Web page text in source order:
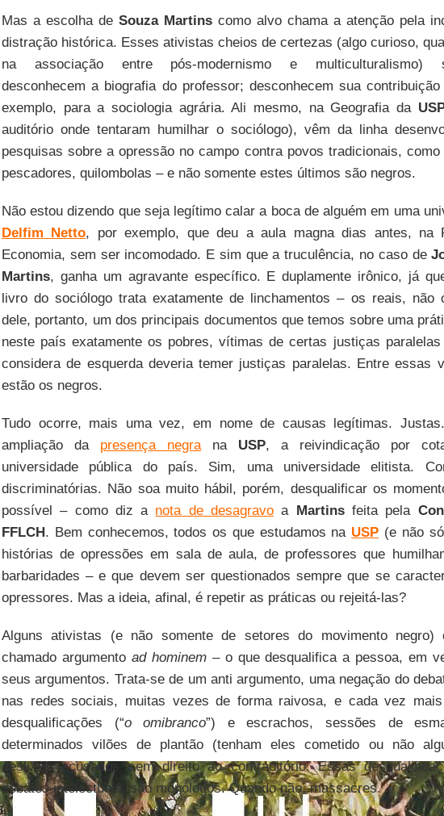
Mas a escolha de Souza Martinscomo alvo chama a atenção pela
distração histórica. Esses ativistas cheios de certezas (algo curioso,
na associação entre pós-modernismo e multiculturalismo)
desconhecem a biografia do professor; desconhecem sua
exemplo, para a sociologia agrária. Ali mesmo, na Geografia da
auditório onde tentaram humilhar o sociólogo), vêm da linha
pesquisas sobre a opressão no campo contra povos tradicionais, como
pescadores, quilombolas – e não somente estes últimos são negros.
Não estou dizendo que seja legítimo calar a boca de alguém em uma
Delfim Netto, por exemplo, que deu a aula magna dias antes, na
Economia, sem ser incomodado. E sim que a truculência, no caso de
Martins, ganha um agravante específico. E duplamente irônico, já
livro do sociólogo trata exatamente de linchamentos – os reais, não
dele, portanto, um dos principais documentos que temos sobre uma
neste país exatamente os pobres, vítimas de certas justiças
considera de esquerda deveria temer justiças paralelas. Entre essas
estão os negros.
Tudo ocorre, mais uma vez, em nome de causas legítimas.
ampliação da presença negrana USP, a reivindicação por
universidade pública do país. Sim, uma universidade elitista.
discriminatórias. Não soa muito hábil, porém, desqualificar os
possível – como diz a nota de desagravo a Martinsfeita pela
FFLCH. Bem conhecemos, todos os que estudamos na USP (e não
histórias de opressões em sala de aula, de professores que
barbaridades – e que devem ser questionados sempre que se
opressores. Mas a ideia, afinal, é repetir as práticas ou rejeitá-las?
Alguns ativistas (e não somente de setores do movimento negro)
chamado argumento ad hominem– o que desqualifica a pessoa, em
seus argumentos. Trata-se de um anti argumento, uma negação do
nas redes sociais, muitas vezes de forma raivosa, e cada vez
desqualificações (“o omibranco”) e escrachos, sessões de
determinados vilões de plantão (tenham eles cometido ou não
deslize), acusados sem direito ao contraditório. Essas
debates intelectuais; são monólogos. Quando não, massacres.